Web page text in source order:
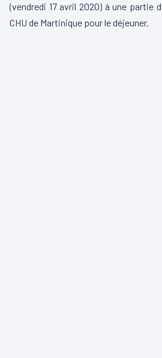
(vendredi 17 avril 2020) à une partie
CHU de Martinique pour le déjeuner.